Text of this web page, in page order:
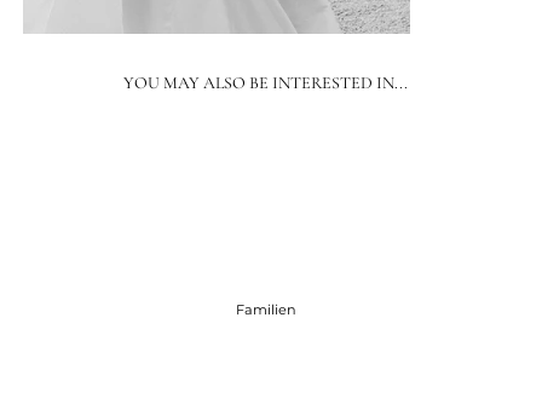
YOU MAY ALSO BE INTERESTED IN...
Familien